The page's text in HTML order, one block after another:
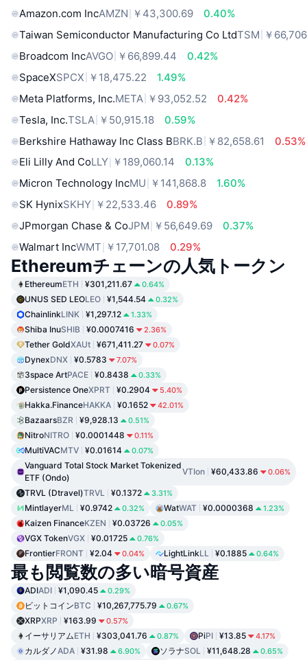
Amazon.com IncAMZN ￥43,300.69
0.40%
Taiwan Semiconductor Manufacturing Co LtdTSM ￥
Broadcom IncAVGO ￥66,899.44
0.42%
SpaceXSPCX ￥18,475.22
1.49%
Meta Platforms, Inc.META ￥93,052.52
0.42%
Tesla, Inc.TSLA ￥50,915.18
0.59%
Berkshire Hathaway Inc Class BBRK.B ￥82,658.61
0.53%
Eli Lilly And CoLLY ￥189,060.14
0.13%
Micron Technology IncMU ￥141,868.8
1.60%
SK HynixSKHY ￥22,533.46
0.89%
JPmorgan Chase & CoJPM ￥56,649.69
0.37%
Walmart IncWMT ￥17,701.08 0.29%
Ethereumチェーンの人気トークン
EthereumETH ¥301,211.67 0.64%
UNUS SED LEOLEO ¥1,544.54 0.32%
ChainlinkLINK ¥1,297.12 1.33%
Shiba InuSHIB ¥0.0007416 2.36%
Tether GoldXAUt ¥671,411.27 0.07%
DynexDNX ¥0.5783 7.07%
3space ArtPACE ¥0.8438 0.33%
Persistence OneXPRT ¥0.2904 5.40%
Hakka.FinanceHAKKA ¥0.1652 42.01%
BazaarsBZR ¥9,928.13 0.51%
NitroNITRO ¥0.0001448 0.11%
MultiVACMTV ¥0.01614 0.07%
Vanguard Total Stock Market Tokenized
ETF (Ondo)
VTIon ¥60,433.86 0.06%
TRVL (Dtravel)TRVL ¥0.1372 3.31%
MintlayerML ¥0.9742 0.32% WatWAT ¥0.0000368 1.23%
Kaizen FinanceKZEN ¥0.03726 0.05%
VGX TokenVGX ¥0.01725 0.76%
FrontierFRONT ¥2.04 0.04% LightLinkLL ¥0.1885 0.64%
最も閲覧数の多い暗号資産
ADIADI ¥1,090.45 0.29%
ビットコインBTC ¥10,267,775.79 0.67%
XRPXRP ¥163.99 0.57%
イーサリアムETH ¥303,041.76 0.87% PiPI ¥13.85 4.17%
カルダノADA ¥31.98 6.90% ソラナSOL ¥11,648.28 0.65%